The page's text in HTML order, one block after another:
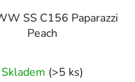
SS C156 Paparazzi
Peach
Skladem (>5 ks)